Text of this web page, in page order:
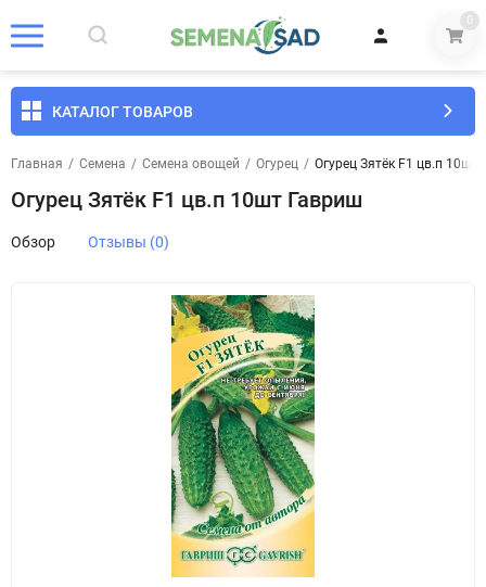
0
КАТАЛОГ ТОВАРОВ
Главная / Семена / Семена овощей / Огурец / Огурец Зятёк F1 цв.п 10шт
Огурец Зятёк F1 цв.п 10шт Гавриш
Обзор Отзывы (0)